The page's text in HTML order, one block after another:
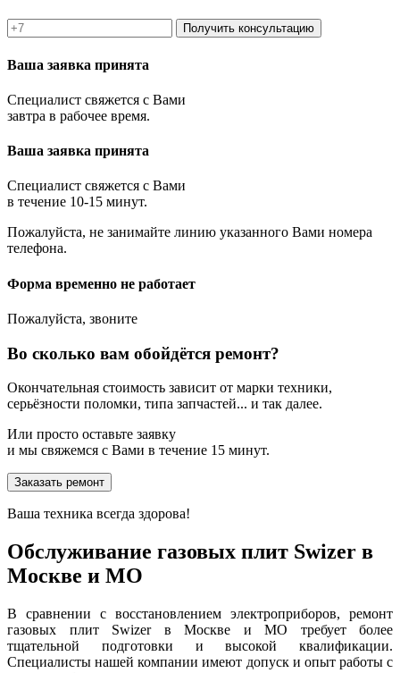
Получить консультацию
Ваша заявка принята
Специалист свяжется с Вами
завтра в рабочее время.
Ваша заявка принята
Специалист свяжется с Вами
в течение 10-15 минут.
Пожалуйста, не занимайте линию указанного Вами номера
телефона.
Форма временно не работает
Пожалуйста, звоните
Во сколько вам обойдётся ремонт?
Окончательная стоимость зависит от марки техники,
серьёзности поломки, типа запчастей... и так далее.
Или просто оставьте заявку
и мы свяжемся с Вами в течение 15 минут.
Заказать ремонт
Ваша техника всегда здорова!
Обслуживание газовых плит Swizer в
Москве и МО
В сравнении с восстановлением электроприборов, ремонт
газовых плит Swizer в Москве и МО требует более
тщательной подготовки и высокой квалификации.
Специалисты нашей компании имеют допуск и опыт работы с